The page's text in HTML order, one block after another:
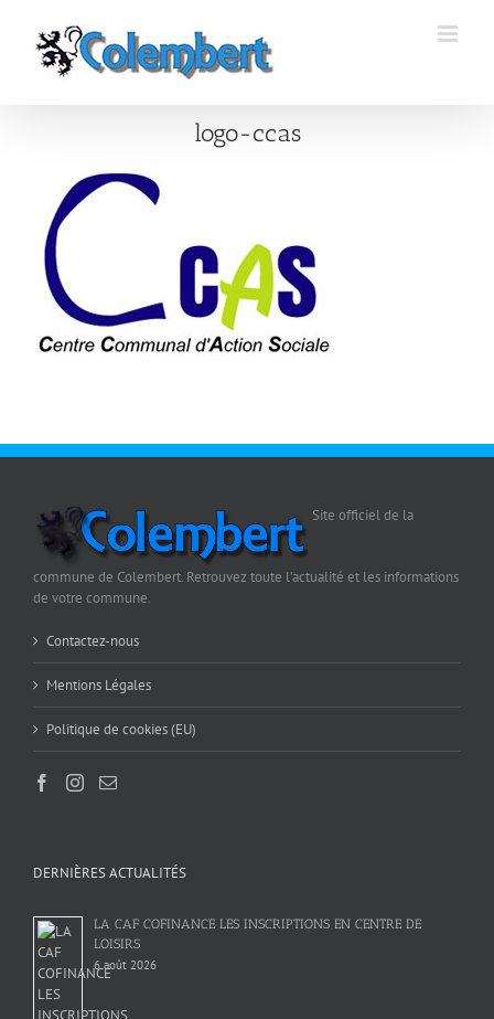
contenu
logo-ccas
Site officiel de la
commune de Colembert. Retrouvez toute l'actualité et les informations
de votre commune.
Contactez-nous
Mentions Légales
Politique de cookies (EU)
DERNIÈRES ACTUALITÉS
LA CAF COFINANCE LES INSCRIPTIONS EN CENTRE DE
LOISIRS
6 août 2026